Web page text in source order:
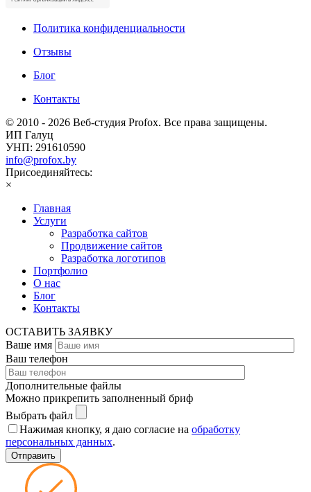
Политика конфиденциальности
Отзывы
Блог
Контакты
© 2010 - 2026 Веб-студия Profox. Все права защищены.
ИП Галуц
УНП: 291610590
info@profox.by
Присоединяйтесь:
×
Главная
Услуги
Разработка сайтов
Продвижение сайтов
Разработка логотипов
Портфолио
О нас
Блог
Контакты
ОСТАВИТЬ ЗАЯВКУ
Ваше имя
Ваш телефон
Дополнительные файлы
Можно прикрепить заполненный бриф
Выбрать файл
Нажимая кнопку, я даю согласие на обработку
персональных данных.